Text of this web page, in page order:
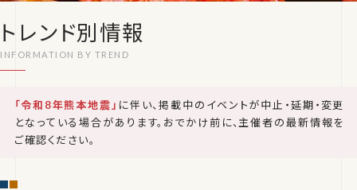
トレンド別情報
「令和8年熊本地震」 に伴い、掲載中のイベントが中止・延期・変更
となっている場合があります。おでかけ前に、主催者の最新情報を
ご確認ください。